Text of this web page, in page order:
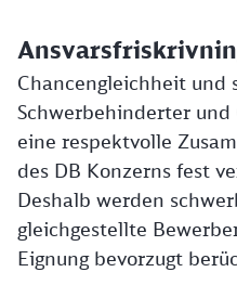
Chancengleichheit und
Schwerbehinderter
eine respektvolle
des DB Konzerns fest
Deshalb werden
gleichgestellte
Eignung bevorzugt